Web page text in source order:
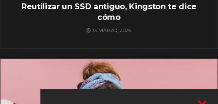
Reutilizar un SSD antiguo, Kingston te dice
cómo
13 MARZO, 2026